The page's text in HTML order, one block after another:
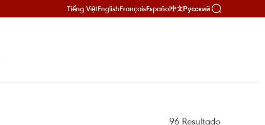
Tiếng ViệtEnglishFrançaisEspañol中文Русский
96 Resultado